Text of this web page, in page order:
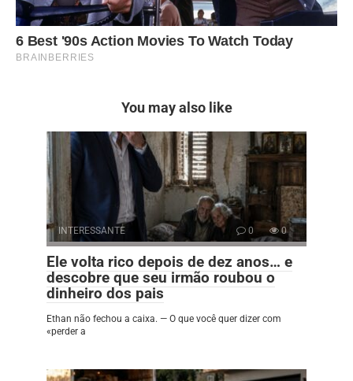
You may also like
INTERESSANTE 0 0
Ele volta rico depois de dez anos… e
descobre que seu irmão roubou o
dinheiro dos pais
Ethan não fechou a caixa. — O que você quer dizer com
«perder a